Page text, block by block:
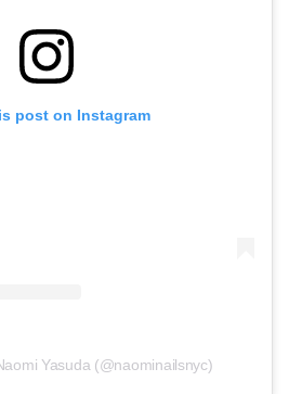
post on Instagram
Yasuda (@naominailsnyc)